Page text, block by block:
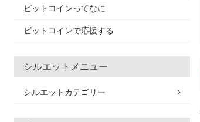
ビットコインってなに
ビットコインで応援する
シルエットメニュー
シルエットカテゴリー